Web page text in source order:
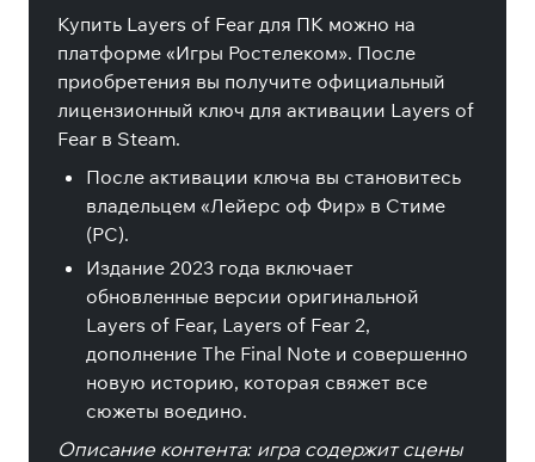
Купить Layers of Fear для ПК можно на
платформе «Игры Ростелеком». После
приобретения вы получите официальный
лицензионный ключ для активации Layers of
Fear в Steam.
После активации ключа вы становитесь
владельцем «Лейерс оф Фир» в Стиме
(PC).
Издание 2023 года включает
обновленные версии оригинальной
Layers of Fear, Layers of Fear 2,
дополнение The Final Note и совершенно
новую историю, которая свяжет все
сюжеты воедино.
Описание контента: игра содержит сцены